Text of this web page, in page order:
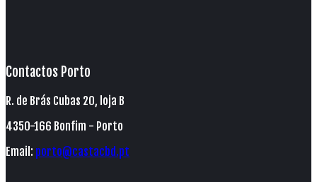
Contactos Porto
R. de Brás Cubas 20, loja B
4350-166 Bonfim - Porto
Email: porto@castacbd.pt